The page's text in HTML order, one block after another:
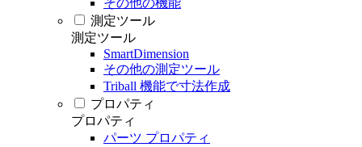
その他の機能
測定ツール
測定ツール
SmartDimension
その他の測定ツール
Triball 機能で寸法作成
プロパティ
プロパティ
パーツ プロパティ